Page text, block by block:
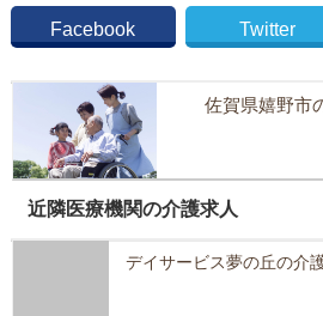
Facebook Twitter
佐賀県嬉野市
近隣医療機関の介護求人
デイサービス夢の丘の介